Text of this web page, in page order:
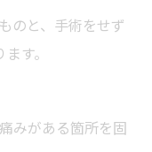
のと、手術をせず
す。
みがある箇所を固